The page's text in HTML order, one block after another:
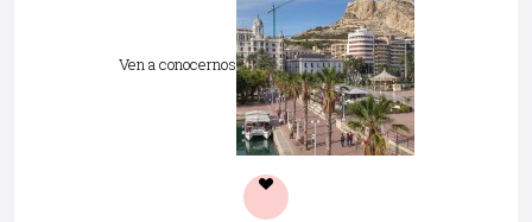
Ven a conocernos